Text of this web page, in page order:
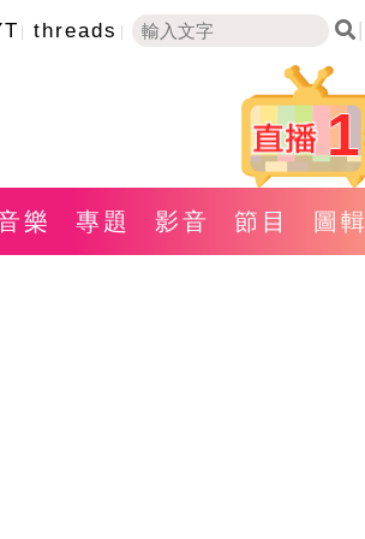
threads
1
樂 專題 影音 節目 圖輯